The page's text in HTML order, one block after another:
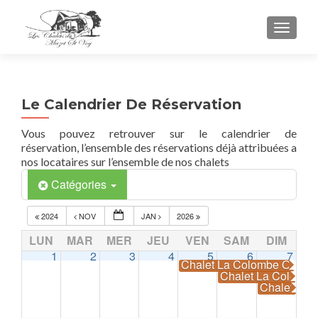
Le Calendrier De Réservation
Vous pouvez retrouver sur le calendrier de
réservation, l’ensemble des réservations déjà attribuées a
nos locataires sur l’ensemble de nos chalets
Catégories
2024 NOV JAN 2026
LUN MAR MER JEU VEN SAM
DIM
1
2 3 4 5
Chalet La Colombe
6
Chalet La
7
Chalet La